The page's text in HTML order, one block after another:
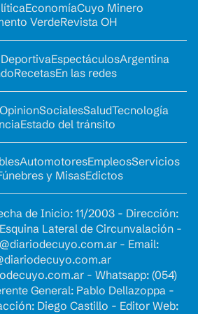
EconomíaCuyo Minero
VerdeRevista OH
EspectáculosArgentina
RecetasEn las redes
SocialesSaludTecnología
Estado del tránsito
AutomotoresEmpleosServicios
y MisasEdictos
de Inicio: 11/2003 - Dirección:
Lateral de Circunvalación -
- Email:
- Whatsapp: (054)
General: Pablo Dellazoppa -
Diego Castillo - Editor Web: